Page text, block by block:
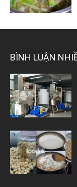
BÌNH LUẬN